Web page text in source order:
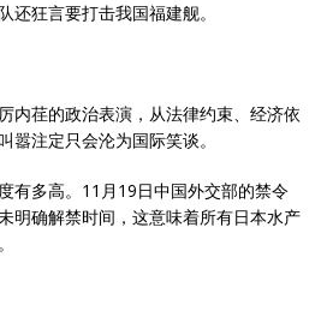
还狂言要打击我国福建舰。
内荏的政治表演，从法律约束、经济依
嚣注定只会沦为国际笑谈。
有多高。11月19日中国外交部的禁令
明确解禁时间，这意味着所有日本水产